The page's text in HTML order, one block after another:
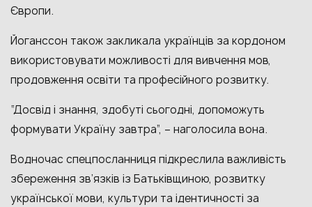
Європи.
Йоганссон також закликала українців за кордоном
використовувати можливості для вивчення мов,
продовження освіти та професійного розвитку.
“Досвід і знання, здобуті сьогодні, допоможуть
формувати Україну завтра”, – наголосила вона.
Водночас спецпосланниця підкреслила важливість
збереження зв’язків із Батьківщиною, розвитку
української мови, культури та ідентичності за